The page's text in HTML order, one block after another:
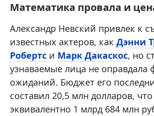
Математика провала и
Александр Невский привлек к
известных актеров, как Дэнни
Робертс и Марк Дакаскос, но
узнаваемые лица не оправдала
ожиданий. Бюджет его
составил 20,5 млн долларов, что
эквивалентно 1 млрд 684 млн